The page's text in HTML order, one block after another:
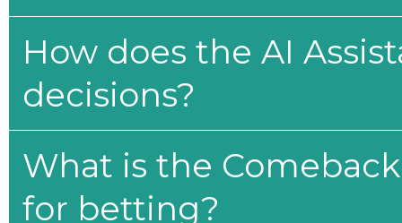
How does the AI
decisions?
What is the
for betting?